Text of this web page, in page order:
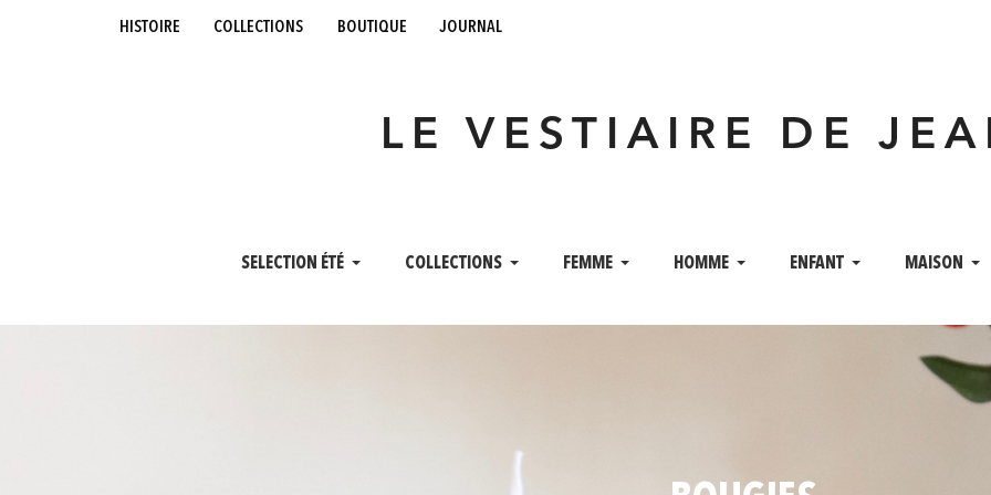
histoire collections boutique journal
LE VESTIAIRE DE
SELECTION ÉTÉ COLLECTIONS FEMME HOMME ENFANT MAISON